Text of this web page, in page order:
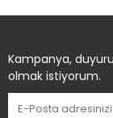
Kampanya,
olmak istiyorum.